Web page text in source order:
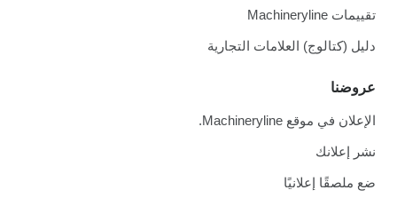
تقييمات Machineryline
دليل (كتالوج) العلامات التجارية
عروضنا
الإعلان في موقع Machineryline.
نشر إعلانك
ضع ملصقًا إعلانيًا